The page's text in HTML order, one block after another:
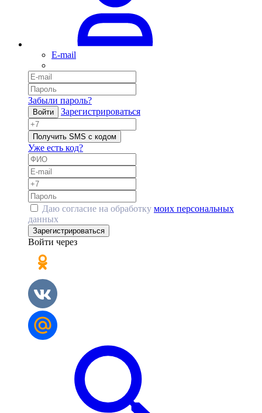
E-mail
Забыли пароль?
Войти Зарегистрироваться
Получить SMS с кодом
Уже есть код?
Даю согласие на обработку моих персональных
данных
Зарегистрироваться
Войти через